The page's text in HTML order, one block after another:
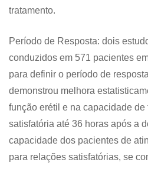
tratamento.
Período de Resposta: dois
conduzidos em 571 pacientes
para definir o período de
demonstrou melhora
função erétil e na capacidade de
satisfatória até 36 horas após a
capacidade dos pacientes de
para relações satisfatórias, se